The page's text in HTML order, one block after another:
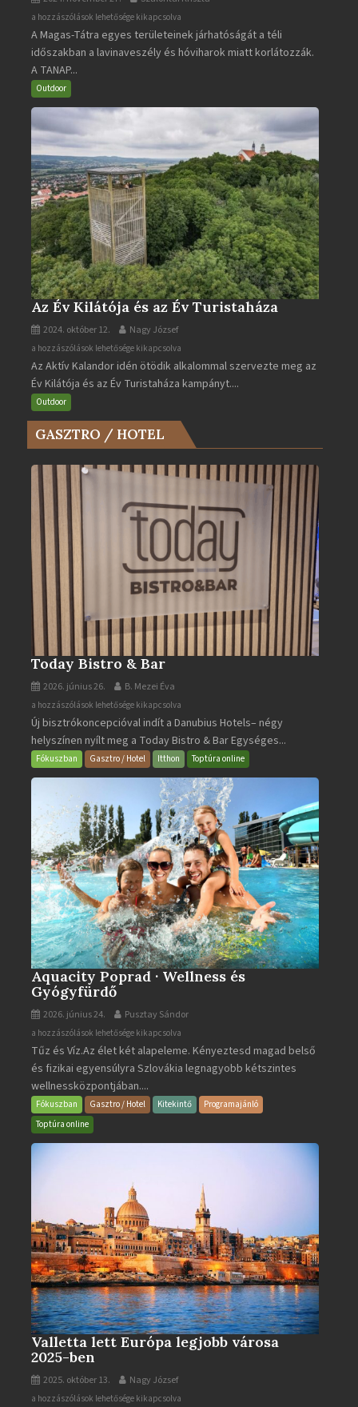
A
Magas-
Tátra
járható
turistaútjai
bejegyzéshez
a hozzászólások lehetősége kikapcsolva
A Magas-Tátra egyes területeinek járhatóságát a téli
időszakban a lavinaveszély és hóviharok miatt korlátozzák.
A TANAP...
Outdoor
Az Év Kilátója és az Év Turistaháza
2024. október 12. Nagy József
Az
Év
Kilátója
és
Év
Turistaháza
bejegyzéshez
a hozzászólások lehetősége kikapcsolva
Az Aktív Kalandor idén ötödik alkalommal szervezte meg az
Év Kilátója és az Év Turistaháza kampányt....
Outdoor
GASZTRO / HOTEL
Today Bistro & Bar
2026. június 26. B. Mezei Éva
Today
Bistro
&
Bar
a hozzászólások lehetősége kikapcsolva
Új bisztrókoncepcióval indít a Danubius Hotels– négy
helyszínen nyílt meg a Today Bistro & Bar Egységes...
Fókuszban Gasztro / Hotel Itthon Toptúra online
Aquacity Poprad · Wellness és
Gyógyfürdő
2026. június 24. Pusztay Sándor
Aquacity
Poprad
·
Wellness
és
Gyógyfürdő
a hozzászólások lehetősége kikapcsolva
Tűz és Víz.Az élet két alapeleme. Kényeztesd magad belső
és fizikai egyensúlyra Szlovákia legnagyobb kétszintes
wellnessközpontjában....
Fókuszban Gasztro / Hotel Kitekintő
Programajánló
Toptúra online
Valletta lett Európa legjobb városa
2025-ben
2025. október 13. Nagy József
Valletta
a hozzászólások lehetősége kikapcsolva